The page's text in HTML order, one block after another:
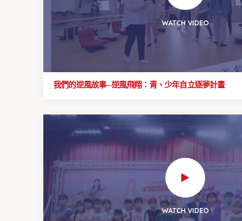
WATCH VIDEO
我們的逆風故事─逆風飛翔：青、少年自立逐夢計畫
WATCH VIDEO